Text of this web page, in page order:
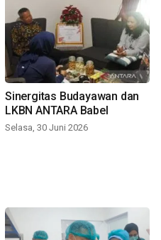
Sinergitas Budayawan dan
LKBN ANTARA Babel
Selasa, 30 Juni 2026